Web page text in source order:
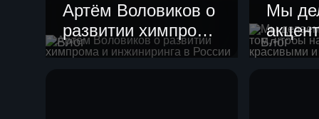
Блог
Артём Воловиков о
развитии химпрома
и инжиниринга в
Блог
Мы